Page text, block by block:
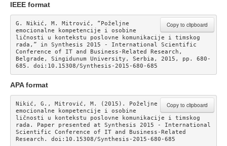
IEEE format
Copy to clipboard
G. Nikić, M. Mitrović, “Poželjne
emocionalne kompetencije i osobine
ličnosti u kontekstu poslovne komunikacije i timskog
rada,” in Synthesis 2015 - International Scientific
Conference of IT and Business-Related Research,
Belgrade, Singidunum University, Serbia, 2015, pp. 680-
685. doi:10.15308/Synthesis-2015-680-685
APA format
Copy to clipboard
Nikić, G., Mitrović, M. (2015). Poželjne
emocionalne kompetencije i osobine
ličnosti u kontekstu poslovne komunikacije i timskog
rada. Paper presented at Synthesis 2015 - International
Scientific Conference of IT and Business-Related
Research. doi:10.15308/Synthesis-2015-680-685